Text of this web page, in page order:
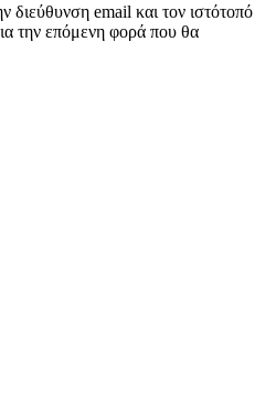
διεύθυνση email και τον ιστότοπό
την επόμενη φορά που θα